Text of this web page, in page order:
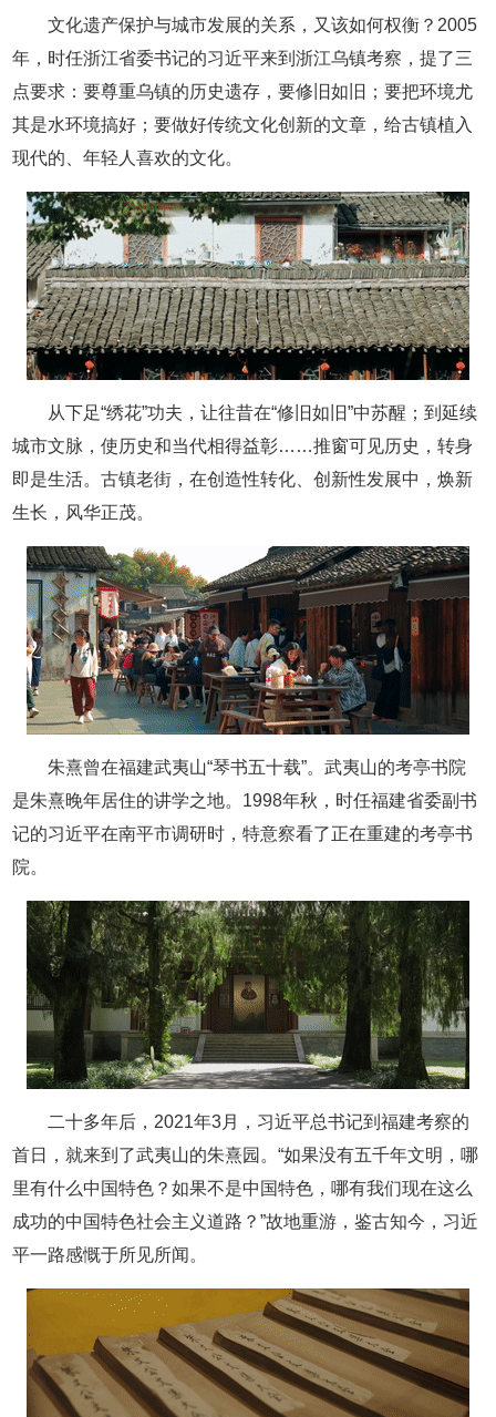
文化遗产保护与城市发展的关系，又该如何权衡？2005
年，时任浙江省委书记的习近平来到浙江乌镇考察，提了三
点要求：要尊重乌镇的历史遗存，要修旧如旧；要把环境尤
其是水环境搞好；要做好传统文化创新的文章，给古镇植入
现代的、年轻人喜欢的文化。
从下足“绣花”功夫，让往昔在“修旧如旧”中苏醒；到延续
城市文脉，使历史和当代相得益彰……推窗可见历史，转身
即是生活。古镇老街，在创造性转化、创新性发展中，焕新
生长，风华正茂。
朱熹曾在福建武夷山“琴书五十载”。武夷山的考亭书院
是朱熹晚年居住的讲学之地。1998年秋，时任福建省委副书
记的习近平在南平市调研时，特意察看了正在重建的考亭书
院。
二十多年后，2021年3月，习近平总书记到福建考察的
首日，就来到了武夷山的朱熹园。“如果没有五千年文明，哪
里有什么中国特色？如果不是中国特色，哪有我们现在这么
成功的中国特色社会主义道路？”故地重游，鉴古知今，习近
平一路感慨于所见所闻。